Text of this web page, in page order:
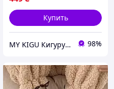
Купить
MY KIGU Кигуруми для всей семьи! 98%